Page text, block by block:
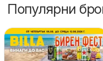
Популярни